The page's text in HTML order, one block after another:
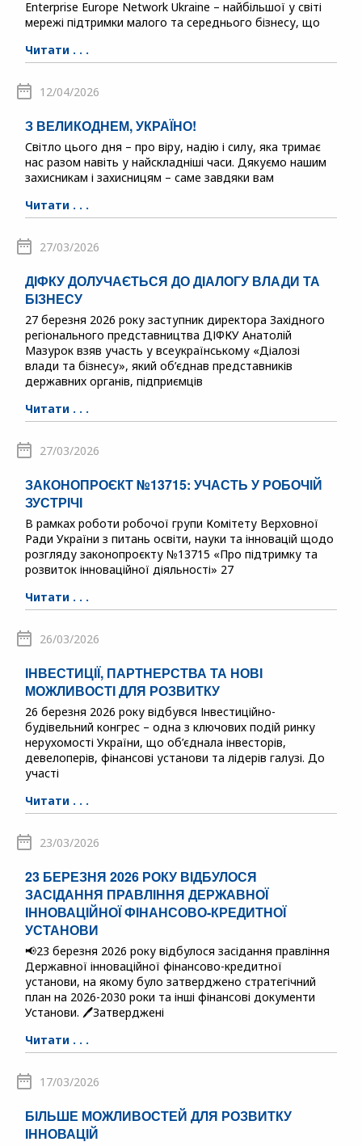
Enterprise Europe Network Ukraine – найбільшої у світі
мережі підтримки малого та середнього бізнесу, що
Читати . . .
12/04/2026
З ВЕЛИКОДНЕМ, УКРАЇНО!
Світло цього дня – про віру, надію і силу, яка тримає
нас разом навіть у найскладніші часи. Дякуємо нашим
захисникам і захисницям – саме завдяки вам
Читати . . .
27/03/2026
ДІФКУ ДОЛУЧАЄТЬСЯ ДО ДІАЛОГУ ВЛАДИ ТА
БІЗНЕСУ
27 березня 2026 року заступник директора Західного
регіонального представництва ДІФКУ Анатолій
Мазурок взяв участь у всеукраїнському «Діалозі
влади та бізнесу», який об’єднав представників
державних органів, підприємців
Читати . . .
27/03/2026
ЗАКОНОПРОЄКТ №13715: УЧАСТЬ У РОБОЧІЙ
ЗУСТРІЧІ
В рамках роботи робочої групи Комітету Верховної
Ради України з питань освіти, науки та інновацій щодо
розгляду законопроєкту №13715 «Про підтримку та
розвиток інноваційної діяльності» 27
Читати . . .
26/03/2026
ІНВЕСТИЦІЇ, ПАРТНЕРСТВА ТА НОВІ
МОЖЛИВОСТІ ДЛЯ РОЗВИТКУ
26 березня 2026 року відбувся Інвестиційно-
будівельний конгрес – одна з ключових подій ринку
нерухомості України, що об’єднала інвесторів,
девелоперів, фінансові установи та лідерів галузі. До
участі
Читати . . .
23/03/2026
23 БЕРЕЗНЯ 2026 РОКУ ВІДБУЛОСЯ
ЗАСІДАННЯ ПРАВЛІННЯ ДЕРЖАВНОЇ
ІННОВАЦІЙНОЇ ФІНАНСОВО-КРЕДИТНОЇ
УСТАНОВИ
📢23 березня 2026 року відбулося засідання правління
Державної інноваційної фінансово-кредитної
установи, на якому було затверджено стратегічний
план на 2026-2030 роки та інші фінансові документи
Установи. 🖊️Затверджені
Читати . . .
17/03/2026
БІЛЬШЕ МОЖЛИВОСТЕЙ ДЛЯ РОЗВИТКУ
ІННОВАЦІЙ